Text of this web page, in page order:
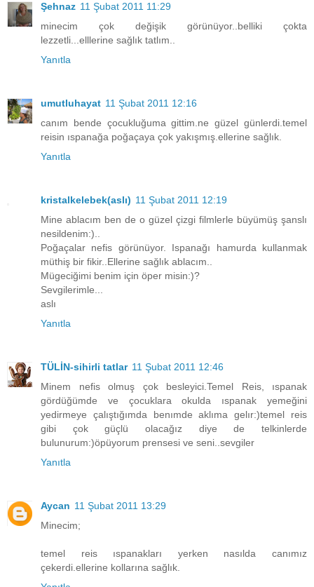
Şehnaz 11 Şubat 2011 11:29
minecim çok değişik görünüyor..belliki çokta
lezzetli...elllerine sağlık tatlım..
Yanıtla
umutluhayat 11 Şubat 2011 12:16
canım bende çocukluğuma gittim.ne güzel günlerdi.temel
reisin ıspanağa poğaçaya çok yakışmış.ellerine sağlık.
Yanıtla
kristalkelebek(aslı) 11 Şubat 2011 12:19
Mine ablacım ben de o güzel çizgi filmlerle büyümüş şanslı
nesildenim:)..
Poğaçalar nefis görünüyor. Ispanağı hamurda kullanmak
müthiş bir fikir..Ellerine sağlık ablacım..
Mügeciğimi benim için öper misin:)?
Sevgilerimle...
aslı
Yanıtla
TÜLİN-sihirli tatlar 11 Şubat 2011 12:46
Minem nefis olmuş çok besleyici.Temel Reis, ıspanak
gördüğümde ve çocuklara okulda ıspanak yemeğini
yedirmeye çalıştığımda benımde aklıma gelır:)temel reis
gibi çok güçlü olacağız diye de telkinlerde
bulunurum:)öpüyorum prensesi ve seni..sevgiler
Yanıtla
Aycan 11 Şubat 2011 13:29
Minecim;
temel reis ıspanakları yerken nasılda canımız
çekerdi.ellerine kollarına sağlık.